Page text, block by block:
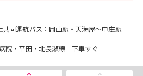
同運航バス：岡山駅・天満屋～中庄駅
院・平田・北長瀬線 下車すぐ